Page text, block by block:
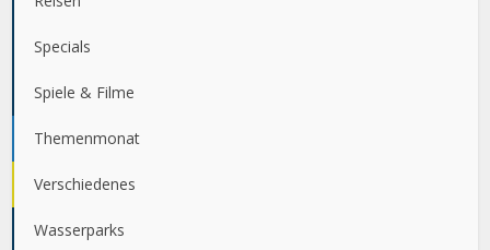
Specials
Spiele & Filme
Themenmonat
Verschiedenes
Wasserparks